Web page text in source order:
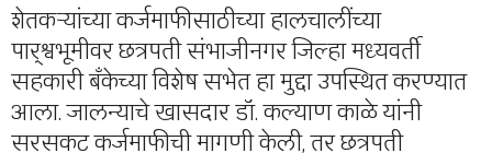
शेतकऱ्यांच्या कर्जमाफीसाठीच्या हालचालींच्या
पार्श्वभूमीवर छत्रपती संभाजीनगर जिल्हा मध्यवर्ती
सहकारी बँकेच्या विशेष सभेत हा मुद्दा उपस्थित करण्यात
आला. जालन्याचे खासदार डॉ. कल्याण काळे यांनी
सरसकट कर्जमाफीची मागणी केली, तर छत्रपती